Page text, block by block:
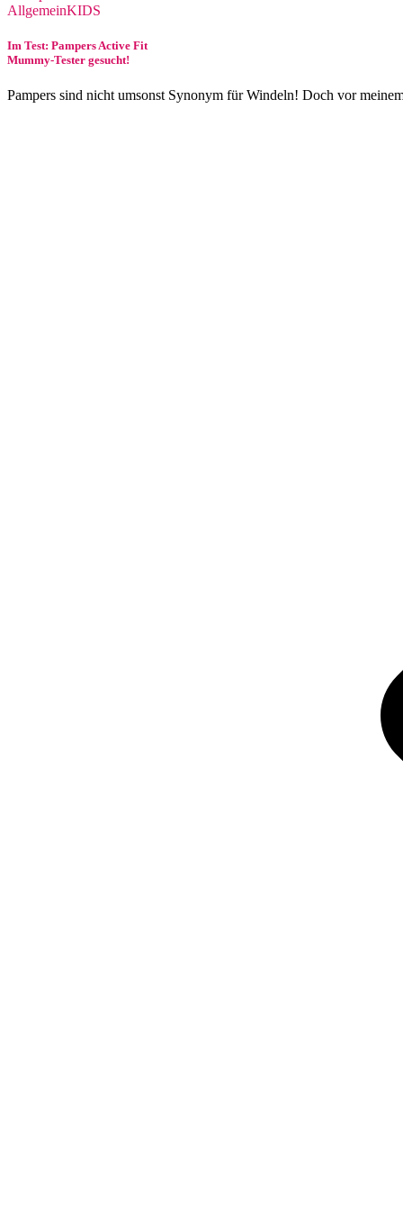
AllgemeinKIDS
Im Test: Pampers Active Fit
Mummy-Tester gesucht!
Pampers sind nicht umsonst Synonym für Windeln! Doch vor